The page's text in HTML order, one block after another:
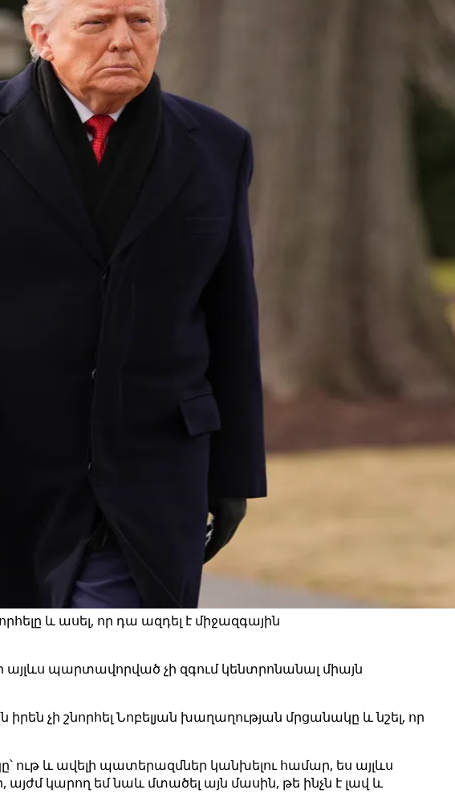
և ասել, որ դա ազդել է միջազգային
պարտավորված չի զգում կենտրոնանալ միայն
չի շնորհել Նոբելյան խաղաղության մրցանակը և նշել, որ
ութ և ավելի պատերազմներ կանխելու համար, ես այլևս
կարող եմ նաև մտածել այն մասին, թե ինչն է լավ և